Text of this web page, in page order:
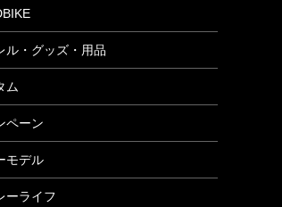
ル・グッズ・用品
ム
ペーン
モデル
ーライフ